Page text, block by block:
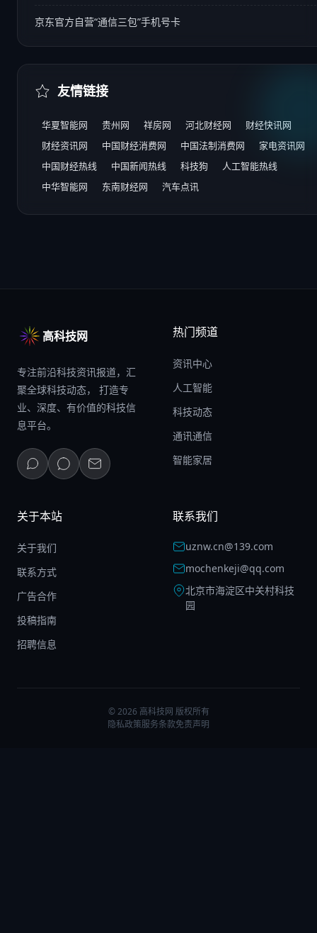
京东官方自营“通信三包”手机号卡
友情链接
华夏智能网 贵州网 祥房网 河北财经网
财经快讯网
财经资讯网
中国财经消费网 中国法制消费网
家电资讯网
中国财经热线
中国新闻热线 科技狗
人工智能热线
中华智能网
东南财经网 汽车点讯
高科技网
专注前沿科技资讯报道，汇
聚全球科技动态， 打造专
业、深度、有价值的科技信
息平台。
热门频道
资讯中心
人工智能
科技动态
通讯通信
智能家居
关于本站
关于我们
联系方式
广告合作
投稿指南
招聘信息
联系我们
uznw.cn@139.com
mochenkeji@qq.com
北京市海淀区中关村科技
园
© 2026 高科技网 版权所有
隐私政策服务条款免责声明